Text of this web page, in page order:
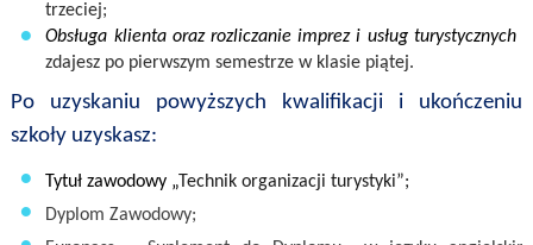
trzeciej;
Obsługa klienta oraz rozliczanie imprez i usług turystycznych–
zdajesz po pierwszym semestrze w klasie piątej.
Po uzyskaniu powyższych kwalifikacji
i ukończeniu
szkoły uzyskasz:
Tytuł zawodowy „Technik organizacji turystyki”;
Dyplom Zawodowy;